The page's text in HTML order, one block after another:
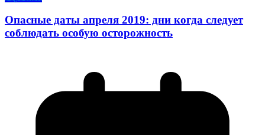
Опасные даты апреля 2019: дни когда следует
соблюдать особую осторожность